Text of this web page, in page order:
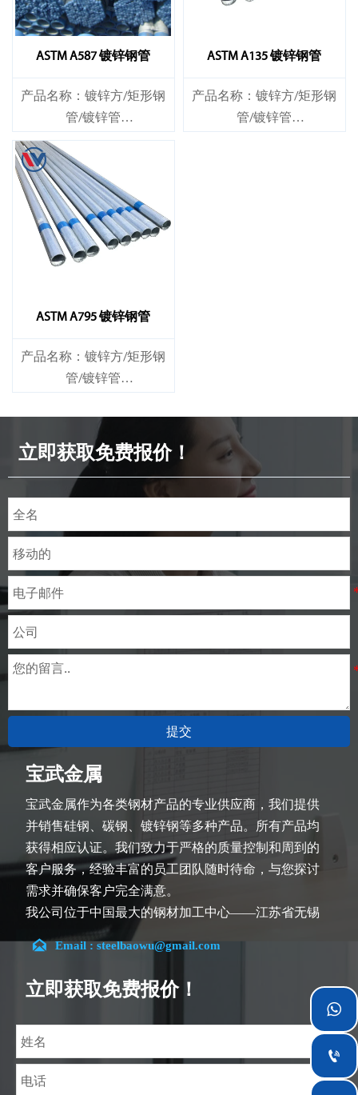
ASTM A587 镀锌钢管
产品名称：镀锌方/矩形钢
管/镀锌管
标准：ASTM EN DIN GB ISO
JIS BA ANSI等
ASTM A135 镀锌钢管
产品名称：镀锌方/矩形钢
管/镀锌管
ASTM A795 镀锌钢管
产品名称：镀锌方/矩形钢
管/镀锌管
JIS BA ANSI等
立即获取免费报价！
提交
宝武金属
宝武金属作为各类钢材产品的专业供应商，我们提供
并销售硅钢、碳钢、镀锌钢等多种产品。所有产品均
获得相应认证。我们致力于严格的质量控制和周到的
客户服务，经验丰富的员工团队随时待命，与您探讨
需求并确保客户完全满意。
我公司位于中国最大的钢材加工中心——江苏省无锡
市。团队深耕行业14余年，在各类硅钢项目上具有丰
富经验，熟悉CE、SGS等多种硅钢标准。我们可根据
特殊需求进行设计定制，并确保安全性、高效性及合
理价格。目前我们已逐步扩展至五座专业配送仓库和
钢材加工设施，为全球采矿、建筑、工程及通用制造
业提供专业服务。
 Email : steelbaowu@gmail.com
立即获取免费报价！

